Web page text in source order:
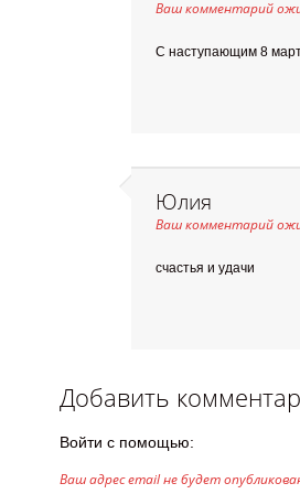
Ваш комментарий
С наступающим 8
Юлия
Ваш комментарий
счастья и удачи
Добавить
Войти с помощью:
Ваш адрес email не будет